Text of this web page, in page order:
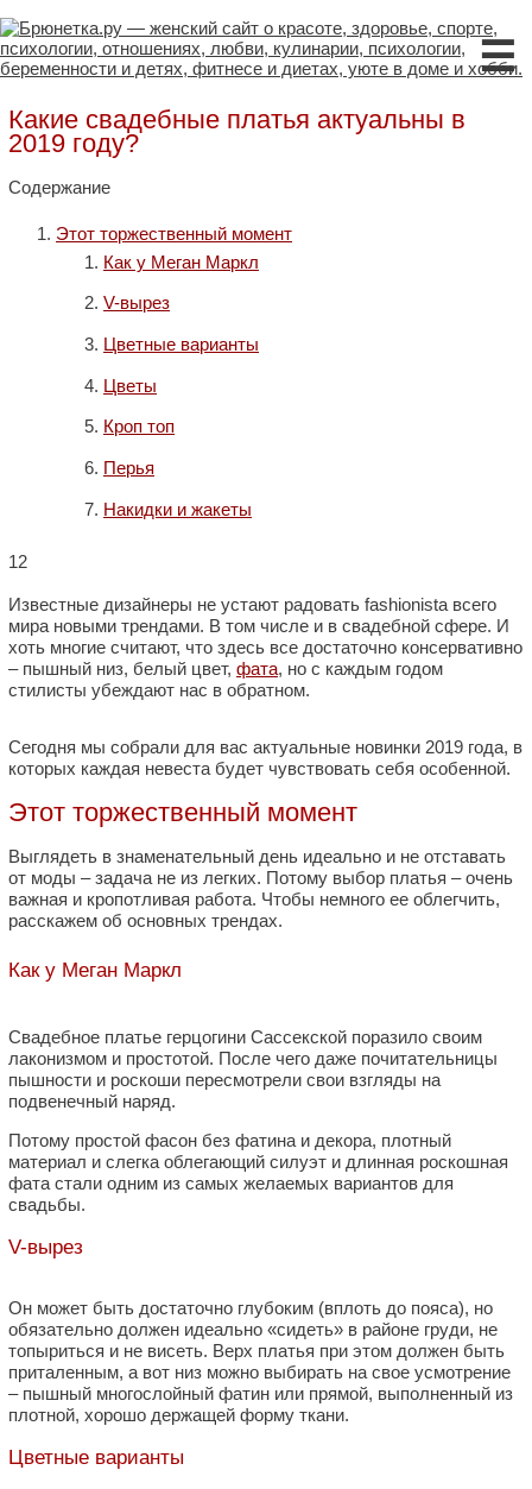
☰
Какие свадебные платья актуальны в
2019 году?
Содержание
Этот торжественный момент
Как у Меган Маркл
V-вырез
Цветные варианты
Цветы
Кроп топ
Перья
Накидки и жакеты
12
Известные дизайнеры не устают радовать fashionista всего
мира новыми трендами. В том числе и в свадебной сфере. И
хоть многие считают, что здесь все достаточно консервативно
– пышный низ, белый цвет, фата, но с каждым годом
стилисты убеждают нас в обратном.
Сегодня мы собрали для вас актуальные новинки 2019 года, в
которых каждая невеста будет чувствовать себя особенной.
Этот торжественный момент
Выглядеть в знаменательный день идеально и не отставать
от моды – задача не из легких. Потому выбор платья – очень
важная и кропотливая работа. Чтобы немного ее облегчить,
расскажем об основных трендах.
Как у Меган Маркл
Свадебное платье герцогини Сассекской поразило своим
лаконизмом и простотой. После чего даже почитательницы
пышности и роскоши пересмотрели свои взгляды на
подвенечный наряд.
Потому простой фасон без фатина и декора, плотный
материал и слегка облегающий силуэт и длинная роскошная
фата стали одним из самых желаемых вариантов для
свадьбы.
V-вырез
Он может быть достаточно глубоким (вплоть до пояса), но
обязательно должен идеально «сидеть» в районе груди, не
топыриться и не висеть. Верх платья при этом должен быть
приталенным, а вот низ можно выбирать на свое усмотрение
– пышный многослойный фатин или прямой, выполненный из
плотной, хорошо держащей форму ткани.
Цветные варианты